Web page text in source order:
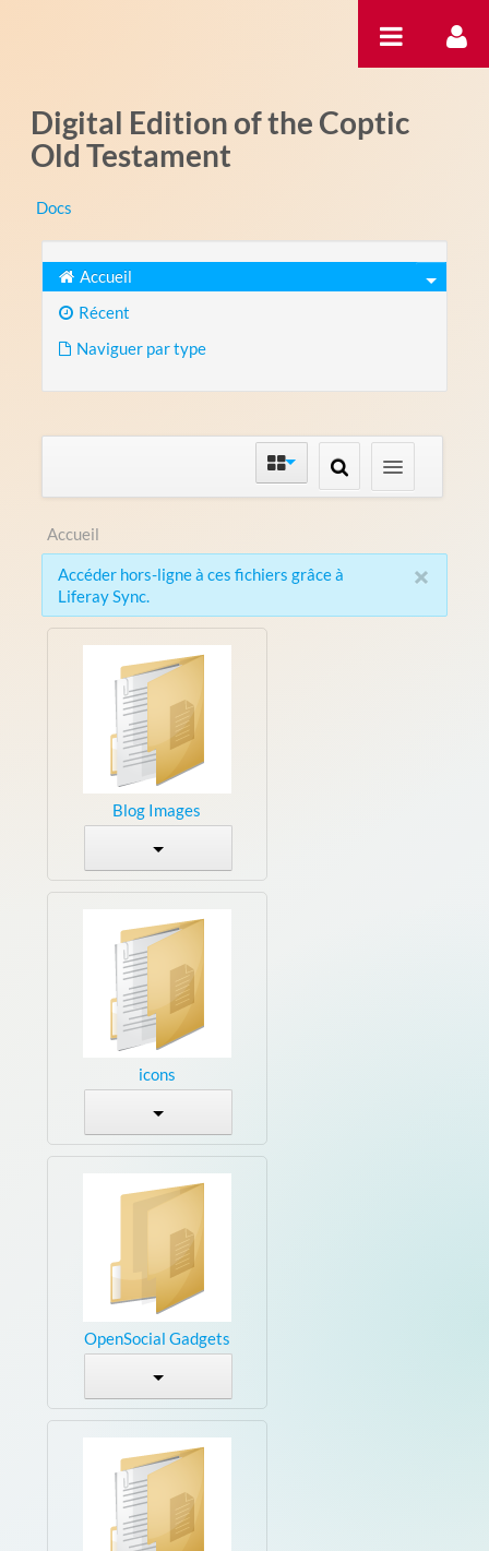
Digital Edition of the Coptic
Old Testament
Docs
Accueil
Récent
Naviguer par type
Accueil
×
Accéder hors-ligne à ces fichiers grâce à
Liferay Sync.
Blog Images
icons
OpenSocial Gadgets